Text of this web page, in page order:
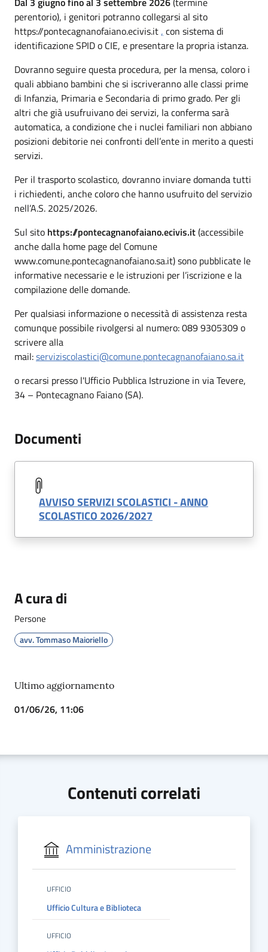
perentorio), i genitori potranno collegarsi al sito
https://pontecagnanofaiano.ecivis.it, con sistema di
identificazione SPID o CIE, e presentare la propria istanza.
Dovranno seguire questa procedura, per la mensa, coloro i
quali abbiano bambini che si iscriveranno alle classi prime
di Infanzia, Primaria e Secondaria di primo grado. Per gli
altri che già usufruivano dei servizi, la conferma sarà
automatica, a condizione che i nuclei familiari non abbiano
posizioni debitorie nei confronti dell’ente in merito a questi
servizi.
Per il trasporto scolastico, dovranno inviare domanda tutti
i richiedenti, anche coloro che hanno usufruito del servizio
nell’A.S. 2025/2026.
Sul sito https://pontecagnanofaiano.ecivis.it(accessibile
anche dalla home page del Comune
www.comune.pontecagnanofaiano.sa.it) sono pubblicate le
informative necessarie e le istruzioni per l’iscrizione e la
compilazione delle domande.
Per qualsiasi informazione o necessità di assistenza resta
comunque possibile rivolgersi al numero: 089 9305309 o
scrivere alla
mail:serviziscolastici@comune.pontecagnanofaiano.sa.it
o recarsi presso l'Ufficio Pubblica Istruzione in via Tevere,
34 – Pontecagnano Faiano (SA).
Documenti
AVVISO SERVIZI SCOLASTICI - ANNO
SCOLASTICO 2026/2027
A cura di
Persone
avv. Tommaso Maioriello
Ultimo aggiornamento
01/06/26, 11:06
Contenuti correlati
Amministrazione
UFFICIO
Ufficio Cultura e Biblioteca
UFFICIO